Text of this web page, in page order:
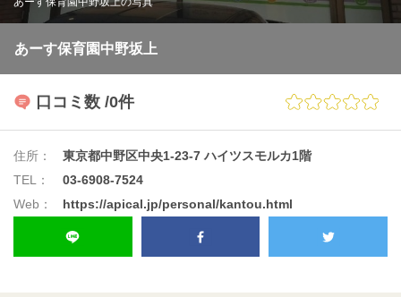
あーす保育園中野坂上
口コミ数 /0件
住所：
東京都中野区中央1-23-7 ハイツスモルカ1階
TEL：
03-6908-7524
Web：
https://apical.jp/personal/kantou.html